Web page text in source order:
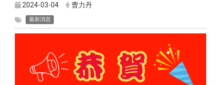
2024-03-04 曹力丹
最新消息